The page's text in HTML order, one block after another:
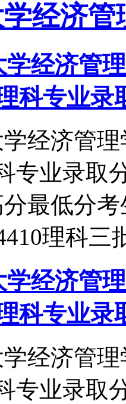
经济管
经济管
科专业录
经济管
专业录取
最低分
理科三
经济管
科专业录
经济管
专业录取